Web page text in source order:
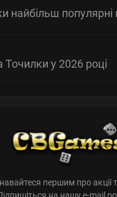
найбільш популярні
Точилки у 2026 році
першим про акції